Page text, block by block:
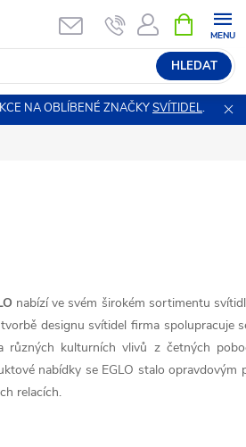
HLEDAT
NÁKUPNÍ
KOŠÍK
NA OBLÍBENÉ ZNAČKYSVÍTIDEL.
nabízí ve svém širokém sortimentu
designu svítidel firma spolupracuje
různých kulturních vlivů z četných
nabídky se EGLO stalo
relacích.